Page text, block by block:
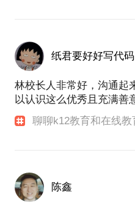
纸君要好好写代码
林校长人非常好，沟通起
以认识这么优秀且充满善
聊聊k12教育和在线教
陈鑫